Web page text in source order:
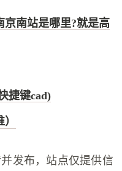
京南站是哪里?就是高
捷键cad)
发布，站点仅提供信